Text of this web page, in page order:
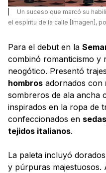
Un suceso que marcó su
el espíritu de la calle [Imagen],
Para el debut en la
combinó romanticismo y
neogótico. Presentó
hombros adornados con
sombreros de ala ancha
inspirados en la ropa de
confeccionados en
tejidos italianos.
La paleta incluyó
y púrpuras majestuosos.